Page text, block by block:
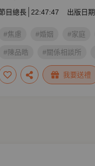
目總長 22:47:47 出版日期
#焦慮 #婚姻 #家庭
#陳品皓 #關係相談所
我要送禮